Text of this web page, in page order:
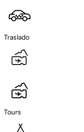
Traslado
Tours